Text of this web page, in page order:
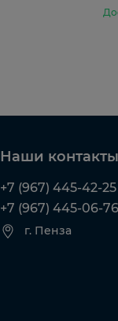
Наши контакты
+7 (967) 445-42-25
+7 (967) 445-06-76
г. Пенза